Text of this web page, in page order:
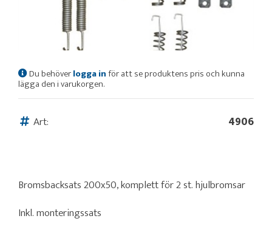
Du behöverlogga inför att se produktens pris och kunna
lägga den i varukorgen.
Art: 4906
Bromsbacksats 200x50, komplett för 2 st. hjulbromsar
Inkl. monteringssats